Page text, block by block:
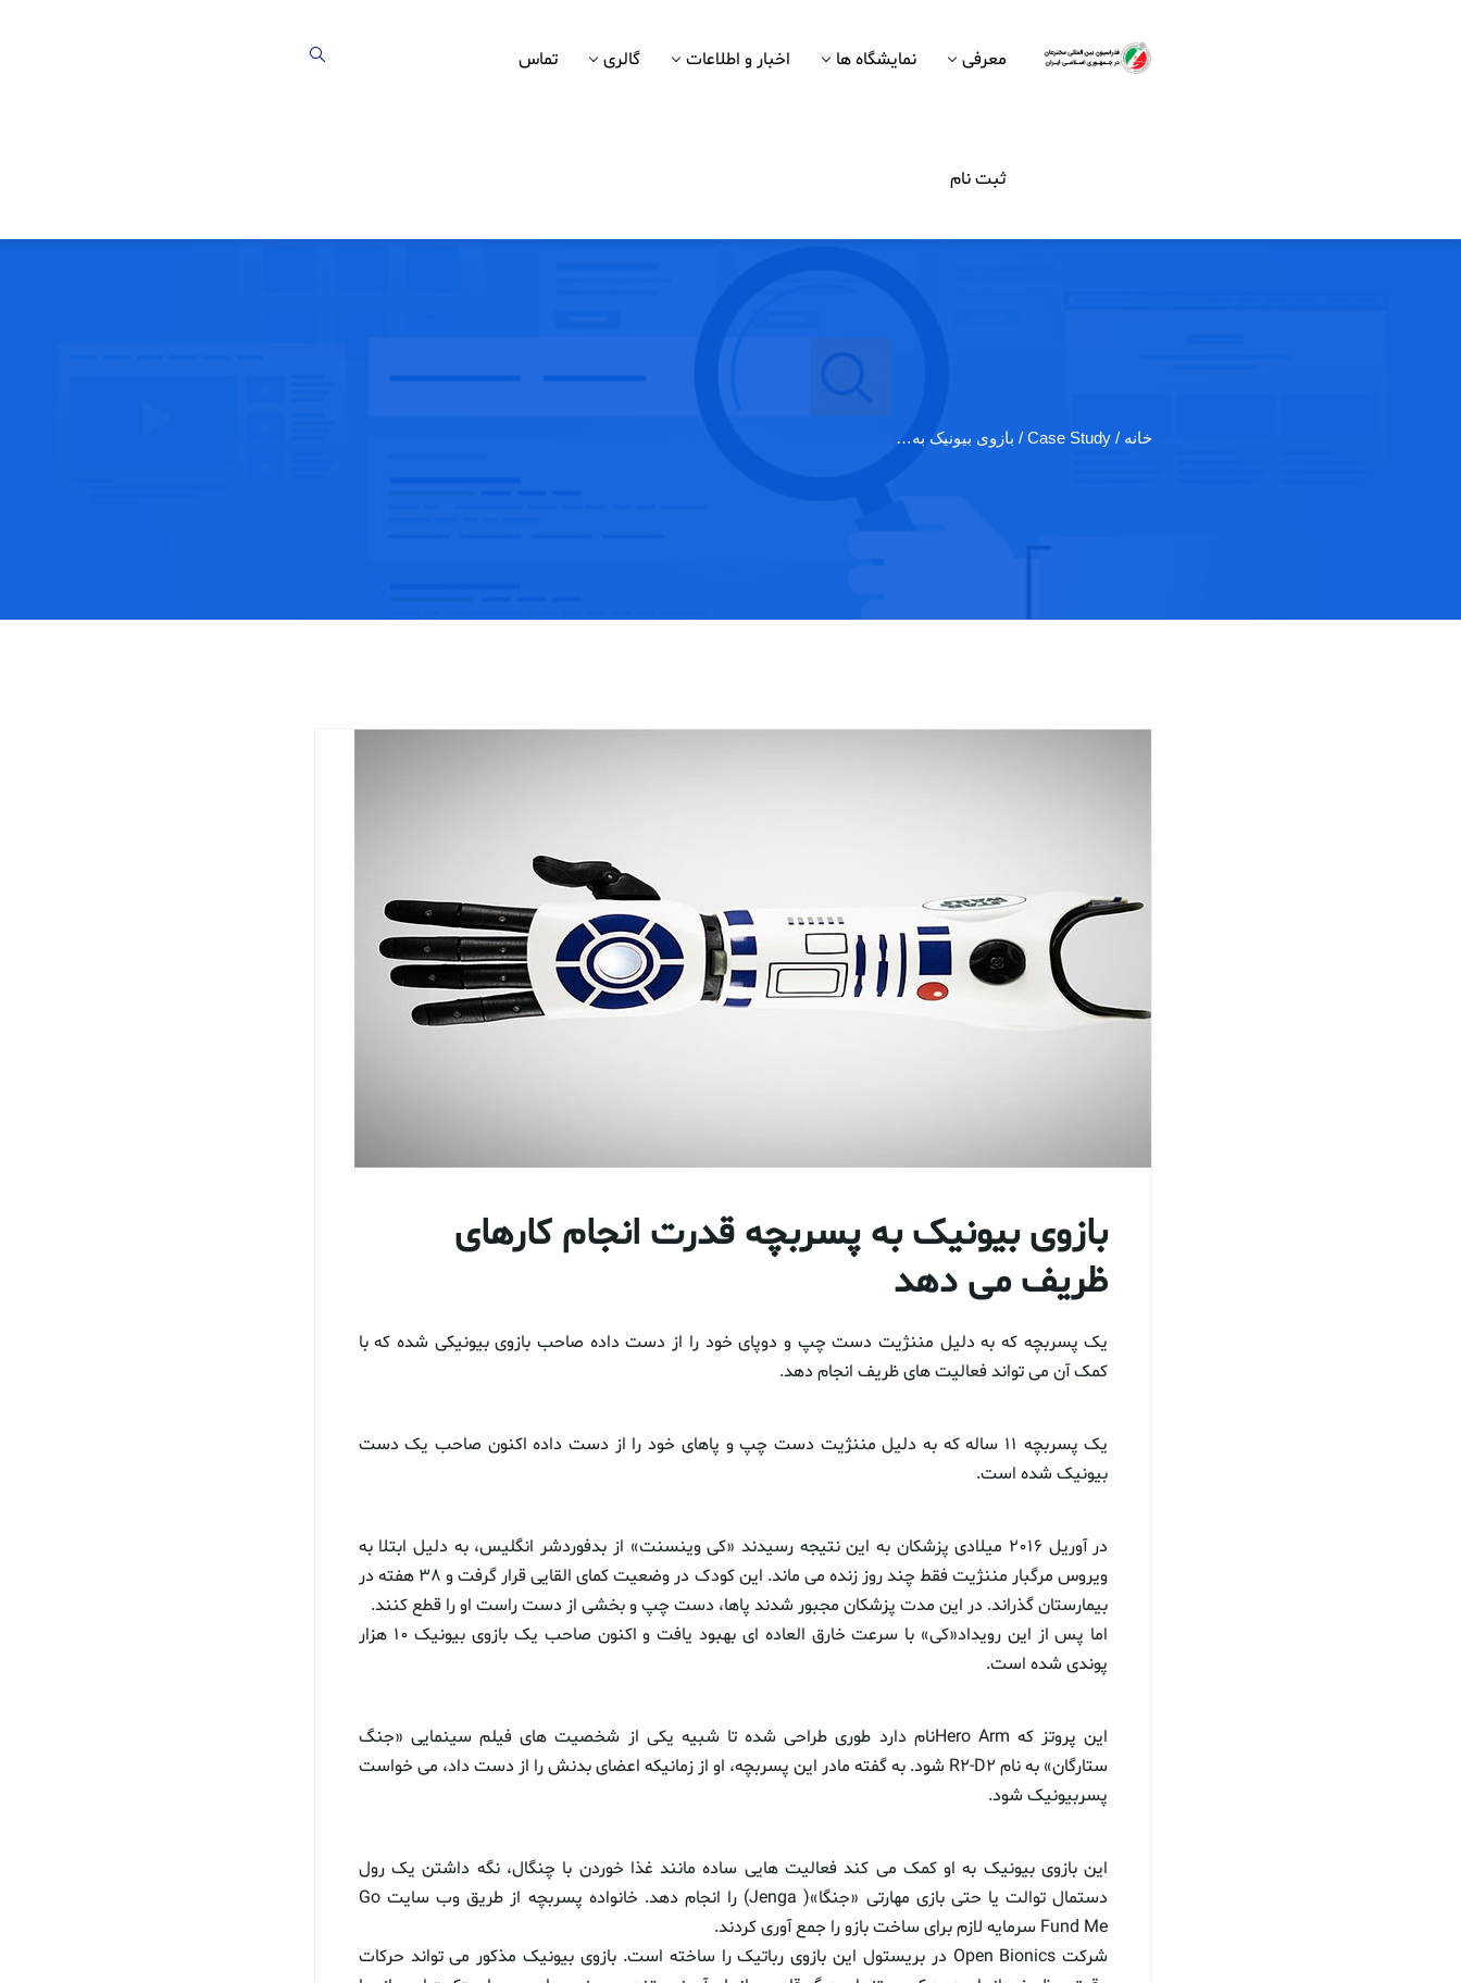
معرفی نمایشگاه ها اخبار و اطلاعات گالری تماس
ثبت نام
خانه / Case Study / بازوی بیونیک به…
بازوی بیونیک به پسربچه قدرت انجام کارهای
ظریف می دهد
یک پسربچه که به دلیل مننژیت دست چپ و دوپای خود را از دست داده صاحب بازوی بیونیکی شده که با
کمک آن می تواند فعالیت های ظریف انجام دهد.
یک پسربچه ۱۱ ساله که به دلیل مننژیت دست چپ و پاهای خود را از دست داده اکنون صاحب یک دست
بیونیک شده است.
در آوریل ۲۰۱۶ میلادی پزشکان به این نتیجه رسیدند «کی وینسنت» از بدفوردشر انگلیس، به دلیل ابتلا به
ویروس مرگبار مننژیت فقط چند روز زنده می ماند. این کودک در وضعیت کمای القایی قرار گرفت و ۳۸ هفته در
بیمارستان گذراند. در این مدت پزشکان مجبور شدند پاها، دست چپ و بخشی از دست راست او را قطع کنند.
اما پس از این رویداد«کی» با سرعت خارق العاده ای بهبود یافت و اکنون صاحب یک بازوی بیونیک ۱۰ هزار
پوندی شده است.
این پروتز که Hero Armنام دارد طوری طراحی شده تا شبیه یکی از شخصیت های فیلم سینمایی «جنگ
ستارگان» به نام R2-D2 شود. به گفته مادر این پسربچه، او از زمانیکه اعضای بدنش را از دست داد، می خواست
پسربیونیک شود.
این بازوی بیونیک به او کمک می کند فعالیت هایی ساده مانند غذا خوردن با چنگال، نگه داشتن یک رول
دستمال توالت یا حتی بازی مهارتی «جنگا»( Jenga) را انجام دهد. خانواده پسربچه از طریق وب سایت Go
Fund Me سرمایه لازم برای ساخت بازو را جمع آوری کردند.
شرکت Open Bionics در بریستول این بازوی رباتیک را ساخته است. بازوی بیونیک مذکور می تواند حرکات